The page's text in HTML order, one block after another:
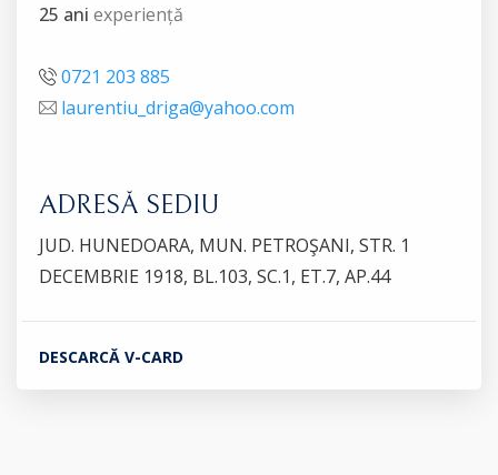
25 ani experiență
0721 203 885
laurentiu_driga@yahoo.com
ADRESĂ SEDIU
JUD. HUNEDOARA, MUN. PETROŞANI, STR. 1
DECEMBRIE 1918, BL.103, SC.1, ET.7, AP.44
DESCARCĂ V-CARD